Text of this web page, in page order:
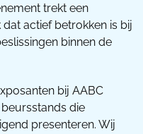
trekt een
actief betrokken is bij
binnen de
bij AABC
die
presenteren. Wij